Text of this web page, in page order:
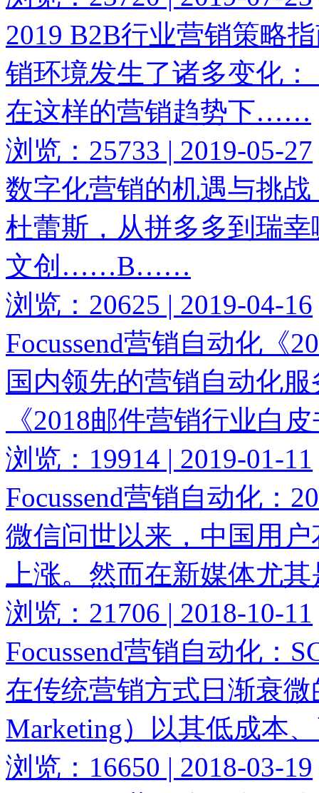
2019 B2B行业营销策略
销环境发生了诸多变化
在这样的营销趋势下……
浏览：25733 | 2019-05-27
数字化营销的机遇与挑
杜蕾斯，从拼多多到瑞
文创……B……
浏览：20625 | 2019-04-16
Focussend营销自动化《
国内领先的营销自动化服
《2018邮件营销行业白
浏览：19914 | 2019-01-11
Focussend营销自动化：
微信问世以来，中国用
上涨。然而在新媒体尤
浏览：21706 | 2018-10-11
Focussend营销自动化：
在传统营销方式日渐衰
Marketing）以其低成本
浏览：16650 | 2018-03-19